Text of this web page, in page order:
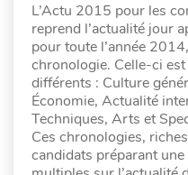
L’Actu 2015 pour les
reprend l’actualité jour
pour toute l’année
chronologie. Celle-ci
différents : Culture
Économie, Actualité
Techniques, Arts et
Ces chronologies,
candidats préparant